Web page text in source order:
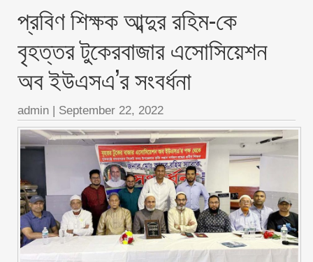
প্রবিণ শিক্ষক আব্দুর রহিম-কে
বৃহত্তর টুকেরবাজার এসোসিয়েশন
অব ইউএসএ’র সংবর্ধনা
admin | September 22, 2022